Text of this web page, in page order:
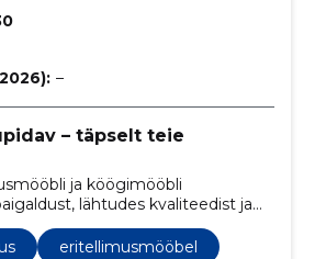
–
– täpselt teie
ja köögimööbli
lähtudes kvaliteedist ja
erinevaid
kliendi soovidele.
eritellimusmööbel